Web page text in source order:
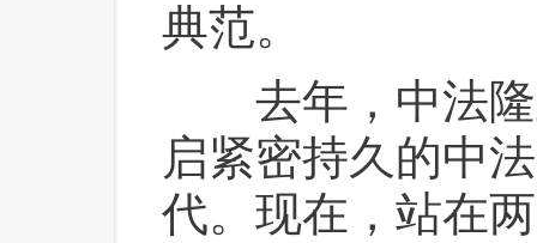
典范。
去年，中法隆
启紧密持久的中
代。现在，站在